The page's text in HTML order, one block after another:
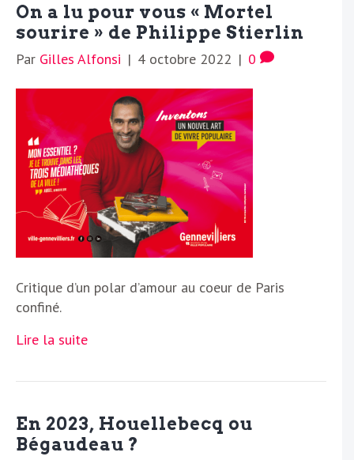
On a lu pour vous « Mortel
sourire » de Philippe Stierlin
Par Gilles Alfonsi | 4 octobre 2022 | 0
Critique d’un polar d’amour au coeur de Paris
confiné.
Lire la suite
En 2023, Houellebecq ou
Bégaudeau ?